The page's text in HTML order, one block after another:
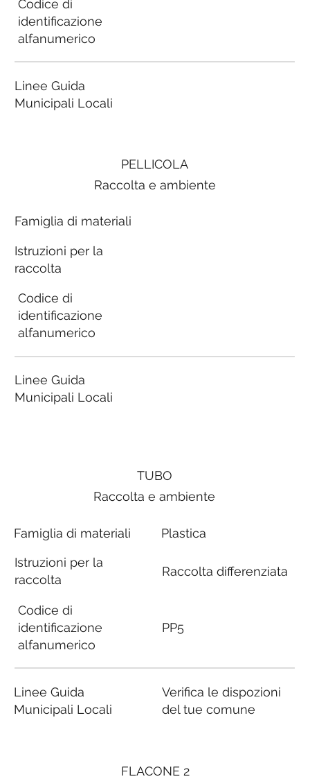
PELLICOLA
Raccolta e ambiente
Famiglia di materiali
Istruzioni per la
raccolta
Codice di
identificazione
alfanumerico
Linee Guida
Municipali Locali
FLACONE 2
Codice di
identificazione
alfanumerico
Linee Guida
Municipali Locali
TUBO
Raccolta e ambiente
Famiglia di materiali
Istruzioni per la
raccolta
Codice di
identificazione
alfanumerico
Linee Guida
Municipali Locali
Plastica
Raccolta differenziata
PP5
Verifica le dispozioni
del tue comune